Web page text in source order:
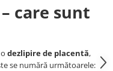
care sunt
dezlipire de placentă,
se numără următoarele: